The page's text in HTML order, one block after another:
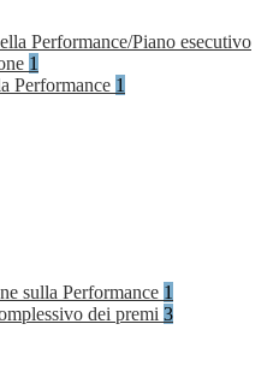
Performance/Piano esecutivo
1
Performance 1
sulla Performance 1
dei premi 3